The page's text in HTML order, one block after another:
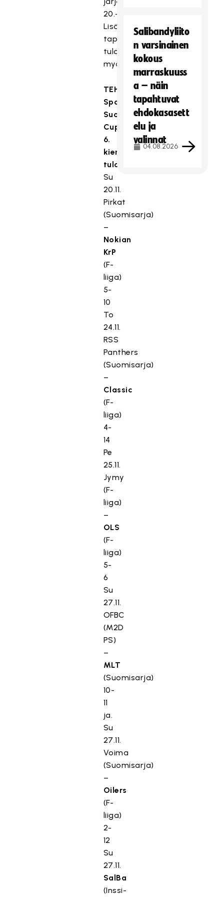
20.-22.1.2023.
Lisätietoa
tapahtumasta
tulossa
myöhemmin.
TEHO
Sport
Suomen
Cupin
6.
kierroksen
tulokset
Su
20.11.
Pirkat
(Suomisarja)
–
Nokian
KrP
(F-
liiga)
5-
10
To
24.11.
RSS
Panthers
(Suomisarja)
–
Classic
(F-
liiga)
4-
14
Pe
25.11.
Jymy
(F-
liiga)
–
OLS
(F-
liiga)
5-
6
Su
27.11.
OFBC
(M2D
PS)
–
MLT
(Suomisarja)
10-
11
ja.
Su
27.11.
Voima
(Suomisarja)
–
Oilers
(F-
liiga)
2-
12
Su
27.11.
SalBa
(Inssi-
Salibandyliito
n varsinainen
kokous
marraskuuss
a – näin
tapahtuvat
ehdokasasett
elu ja
valinnat
04.08.2026